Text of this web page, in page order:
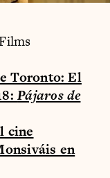
Toronto: El
Pájaros de
cine
en